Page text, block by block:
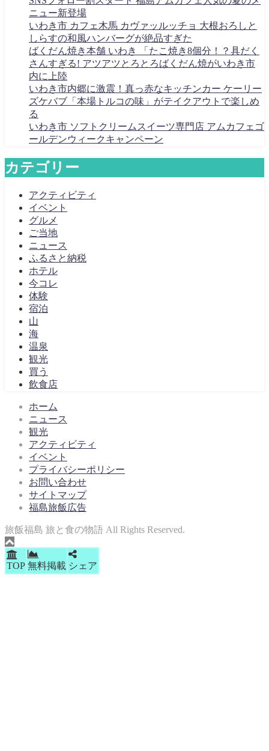
ニュー新登場
いわき市 カフェ木馬 カヴァッルッチョ 大根おろしと
しらすの和風ハンバーグが絶品すぎた
ばくだん焼き本舗 いわき 「たこ焼き8個分！？具だく
さんすぎる! アツアツとろとろばくだん焼がいわき市
内に上陸
いわき市内郷に激震！真っ赤なキッチンカー ケーリー
ズケバブ「本場トルコの味」がテイクアウトで楽しめ
る
いわき市 ソフトクリームスイーツ専門店 アムカフェゴ
ールデンウィークキャンペーン
カテゴリー
アクティビティ
イベント
グルメ
ご当地
ニュース
ふるさと納税
ホテル
今コレ
体験
宿泊
山
海
温泉
観光
買う
飲食店
ホーム
ニュース
観光
アクティビティ
イベント
プライバシーポリシー
お問い合わせ
サイトマップ
福島旅飯広告
旅飯福島 旅と食の物語 All Rights Reserved.
TOP 無料掲載 シェア